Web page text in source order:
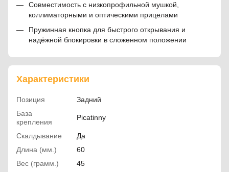
Совместимость с низкопрофильной мушкой,
коллиматорными и оптическими прицелами
Пружинная кнопка для быстрого открывания и
надёжной блокировки в сложенном положении
Характеристики
Позиция
Задний
База
крепления
Picatinny
Скалдывание
Да
Длина (мм.)
60
Вес (грамм.)
45